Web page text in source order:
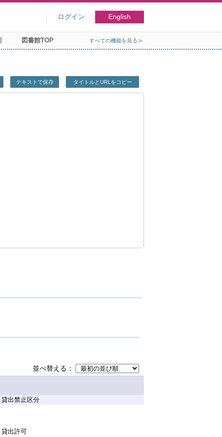
ログイン English
図書館TOP すべての機能を見る≫
テキストで保存 タイトルとURLをコピー
並べ替える
貸出禁止区分
貸出許可